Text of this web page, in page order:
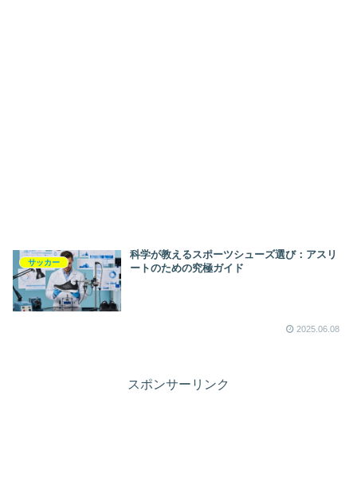
サッカー
科学が教えるスポーツシューズ選び：アスリ
ートのための究極ガイド
2025.06.08
スポンサーリンク